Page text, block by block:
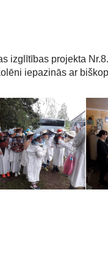
izglītības projekta
iepazinās ar